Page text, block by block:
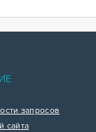
запросов
сайта